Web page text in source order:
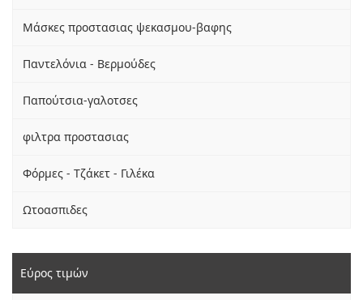
Μάσκες προστασιας ψεκασμου-βαφης
Παντελόνια - Βερμούδες
Παπούτσια-γαλοτσες
φιλτρα προστασιας
Φόρμες - Τζάκετ - Γιλέκα
Ωτοασπιδες
Εύρος τιμών